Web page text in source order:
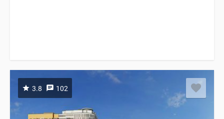
3.8 102